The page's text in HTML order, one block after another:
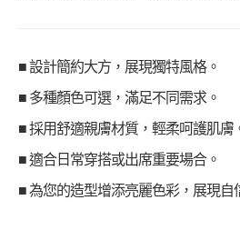
■ 設計簡約大方，展現獨特風格。
■ 多種顏色可選，滿足不同需求。
■ 採用舒適親膚材質，輕柔呵護肌膚
■ 適合日常穿搭或出席重要場合。
■ 為您的造型增添亮麗色彩，展現自